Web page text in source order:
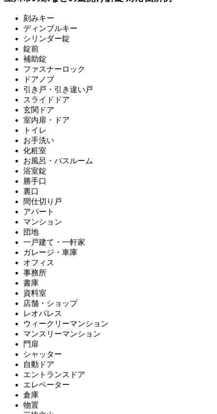
刻みキー
ディンプルキー
シリンダー錠
錠前
補助錠
ファスナーロック
ドアノブ
引き戸・引き違い戸
スライドドア
玄関ドア
室内扉・ドア
トイレ
お手洗い
化粧室
お風呂・バスルーム
浴室錠
勝手口
裏口
間仕切り戸
アパート
マンション
団地
一戸建て・一軒家
ガレージ・車庫
オフィス
事務所
書庫
資料室
店舗・ショップ
レオパレス
ウィークリーマンション
マンスリーマンション
門扉
シャッター
自動ドア
エントランスドア
エレベーター
倉庫
物置